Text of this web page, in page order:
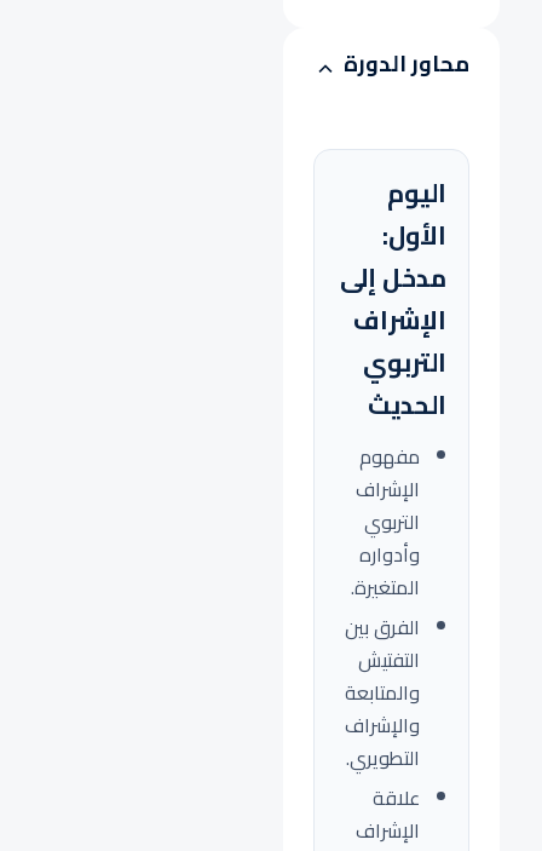
محاور الدورة
اليوم
الأول:
مدخل إلى
الإشراف
التربوي
الحديث
مفهوم
الإشراف
التربوي
وأدواره
المتغيرة.
الفرق بين
التفتيش
والمتابعة
والإشراف
التطويري.
علاقة
الإشراف